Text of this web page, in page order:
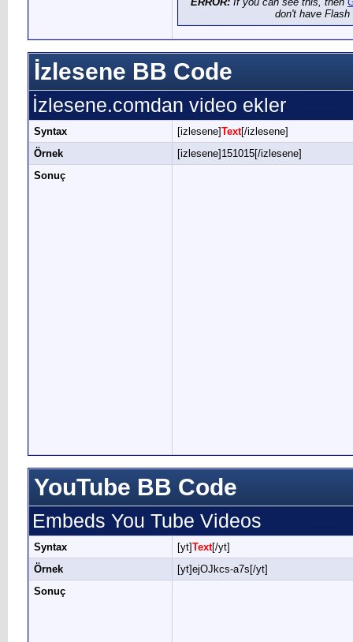
don't have
İzlesene BB Code
İzlesene.comdan video ekler
Syntax [izlesene]Text[/izlesene]
Örnek
[izlesene]151015[/izlesene]
Sonuç
YouTube BB Code
Embeds You Tube Videos
Syntax [yt]Text[/yt]
Örnek
[yt]ejOJkcs-a7s[/yt]
Sonuç